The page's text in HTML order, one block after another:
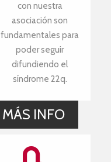
con nuestra
asociación son
fundamentales para
poder seguir
difundiendo el
síndrome 22q.
MÁS INFO